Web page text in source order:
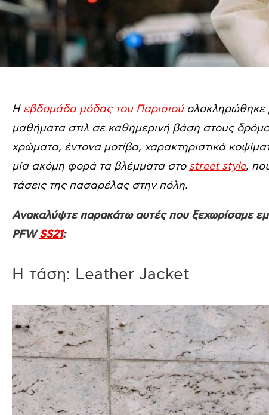
Η εβδομάδα μόδας του Παρισιούολοκληρώθηκε
μαθήματα στιλ σε καθημερινή βάση στους
χρώματα, έντονα μοτίβα, χαρακτηριστικά
μία ακόμη φορά τα βλέμματα στο street style,
τάσεις της πασαρέλας στην πόλη.
Ανακαλύψτε παρακάτω αυτές που ξεχωρίσαμε
PFWSS21:
Η τάση: Leather Jacket